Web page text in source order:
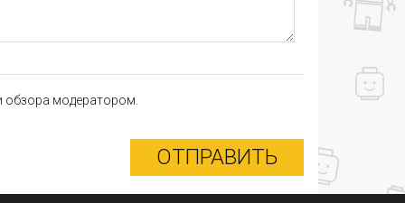
обзора модератором.
ОТПРАВИТЬ